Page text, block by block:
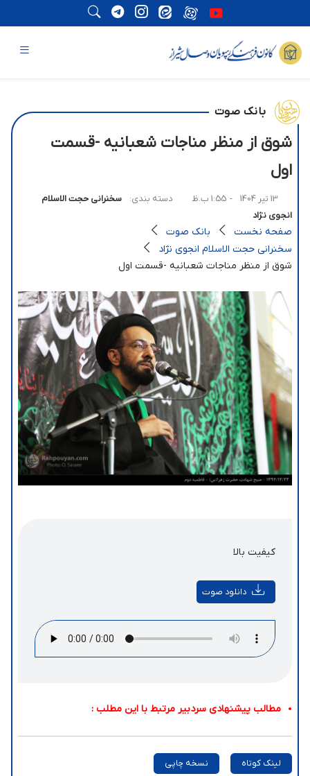
بانک صوت
شوق از منظر مناجات شعبانیه -قسمت
اول
13 تیر 1404 - 1:55 ب.ظ دسته بندی:
سخنرانی حجت الاسلام
انجوی نژاد
صفحه نخست
بانک صوت
سخنرانی حجت الاسلام انجوی نژاد
شوق از منظر مناجات شعبانیه -قسمت اول
کیفیت بالا
دانلود صوت
مطالب پیشنهادی سردبیر مرتبط با این مطلب :
لینک کوتاه نسخه چاپی